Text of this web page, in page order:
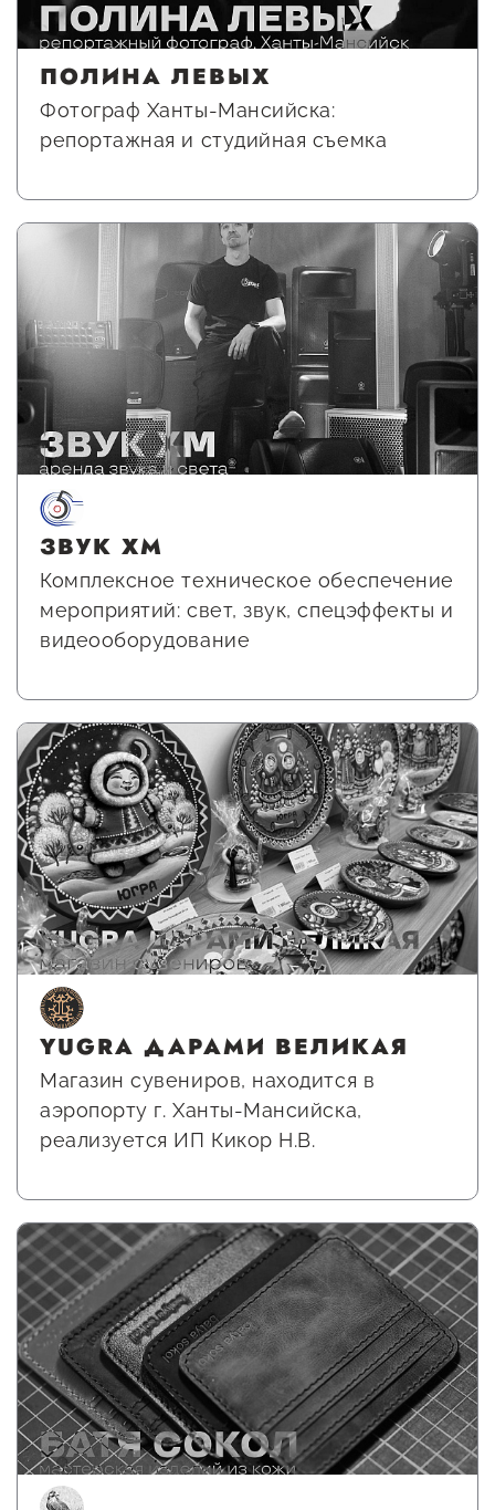
ПОЛИНА ЛЕВЫХ
Фотограф Ханты-Мансийска:
репортажная и студийная съемка
ЗВУК ХМ
Комплексное техническое обеспечение
мероприятий: свет, звук, спецэффекты и
видеооборудование
YUGRA ДАРАМИ ВЕЛИКАЯ
Магазин сувениров, находится в
аэропорту г. Ханты-Мансийска,
реализуется ИП Кикор Н.В.